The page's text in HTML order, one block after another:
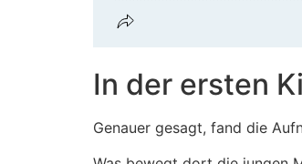
In der ersten
Genauer gesagt, fand die